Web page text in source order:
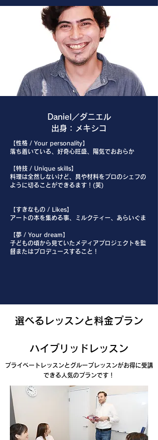
Daniel／ダニエル
出身：メキシコ
【性格 / Your personality】
落ち着いている、好奇心旺盛、陽気でおおらか
【特技 / Unique skills】
料理は全然しないけど、具や材料をプロのシェフの
ように切ることができるます！(笑)
【すきなもの / Likes】
アートの本を集める事、ミルクティー、あらいぐま
【夢 / Your dream】
子どもの頃から見ていたメディアプロジェクトを監
督またはプロデュースすること！
選べるレッスンと料金プラン
ハイブリッドレッスン
プライベートレッスンとグループレッスンがお得に受講
できる人気のプランです！